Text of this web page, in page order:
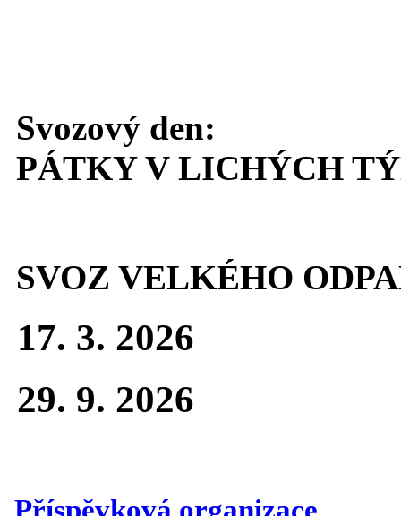
Svozový den:
PÁTKY V LICHÝCH
SVOZ VELKÉHO
17. 3. 2026
29. 9. 2026
Příspěvková organizace